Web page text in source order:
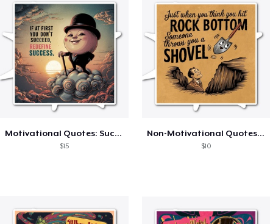
Motivational Quotes: Success
$15
Non-Motivational Quotes: Rock Bottom
$10